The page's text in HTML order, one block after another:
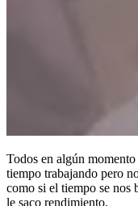
Todos en algún
tiempo trabajando pero
como si el tiempo se nos
le saco rendimiento.